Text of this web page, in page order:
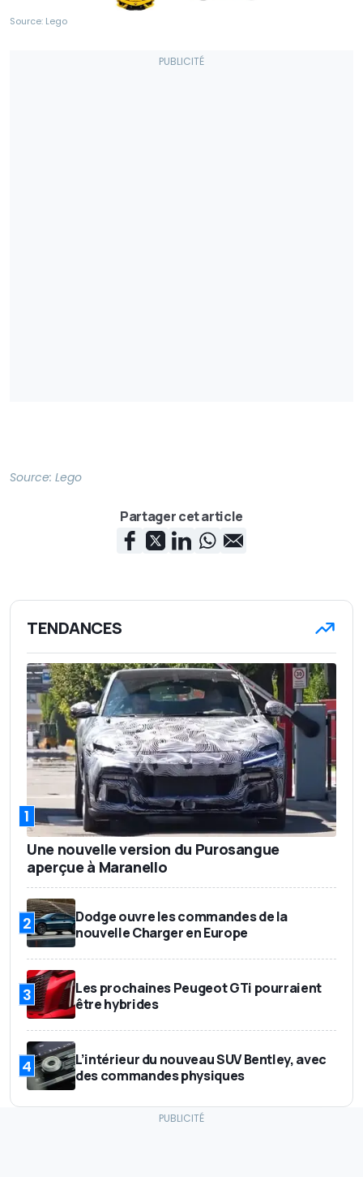
Source: Lego
Source: Lego
Partager cet article
TENDANCES
1
Une nouvelle version du Purosangue
aperçue à Maranello
2
Dodge ouvre les commandes de la
nouvelle Charger en Europe
3
Les prochaines Peugeot GTi pourraient
être hybrides
4
L’intérieur du nouveau SUV Bentley, avec
des commandes physiques